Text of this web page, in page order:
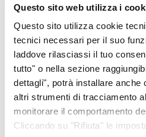
Questo sito web utilizza i
Questo sito utilizza cookie
tecnici necessari per il suo
laddove rilasciassi il tuo
tutto" o nella sezione
dettagli", potrà installare anche
altri strumenti di tracciamento
monitorare il comportamento
Cliccando su "Rifiuta" le
Cuore
Anniversari
€5,00
AGGIUNGI AL CARRELLO